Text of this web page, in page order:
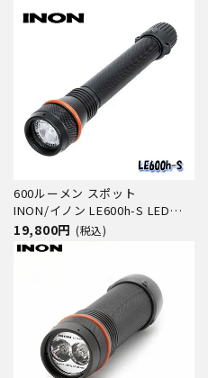
600ルーメン スポット
INON/イノン LE600h-S LED水
中ライト
19,800円 (税込)